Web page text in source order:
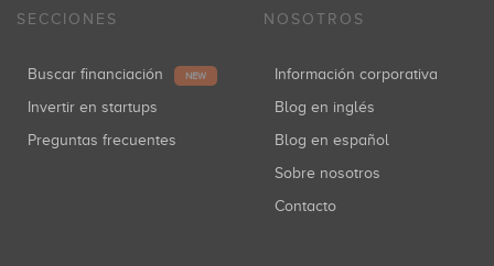
SECCIONES
Buscar financiación NEW
Invertir en startups
Preguntas frecuentes
NOSOTROS
Información corporativa
Blog en inglés
Blog en español
Sobre nosotros
Contacto